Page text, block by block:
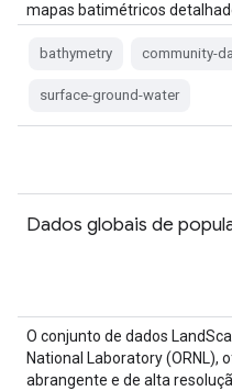
mapas batimétricos
bathymetry community-
surface-ground-water
Dados globais de
O conjunto de dados
National Laboratory (ORNL),
abrangente e de alta